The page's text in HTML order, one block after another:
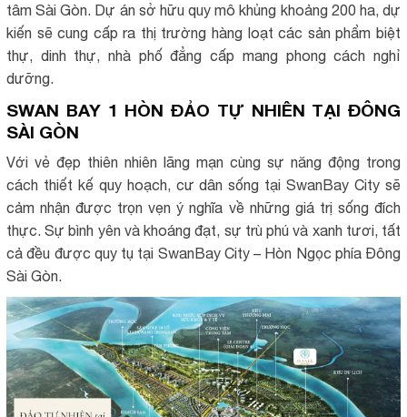
tâm Sài Gòn. Dự án sở hữu quy mô khủng khoảng 200 ha, dự
kiến sẽ cung cấp ra thị trường hàng loạt các sản phẩm biệt
thự, dinh thự, nhà phố đẳng cấp mang phong cách nghỉ
dưỡng.
SWAN BAY 1 HÒN ĐẢO TỰ NHIÊN TẠI ĐÔNG
SÀI GÒN
Với vẻ đẹp thiên nhiên lãng mạn cùng sự năng động trong
cách thiết kế quy hoạch, cư dân sống tại SwanBay City sẽ
cảm nhận được trọn vẹn ý nghĩa về những giá trị sống đích
thực. Sự bình yên và khoáng đạt, sự trù phú và xanh tươi, tất
cả đều được quy tụ tại SwanBay City – Hòn Ngọc phía Đông
Sài Gòn.